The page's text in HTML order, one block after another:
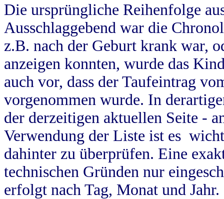
Die ursprüngliche Reihenfolge
Ausschlaggebend war die
z.B. nach der Geburt krank war,
anzeigen konnten, wurde das
auch vor, dass der Taufeintrag
vorgenommen wurde. In
der derzeitigen aktuellen Seite -
Verwendung der Liste ist es
dahinter zu überprüfen. Eine
technischen Gründen nur
erfolgt nach Tag, Monat und Jahr.